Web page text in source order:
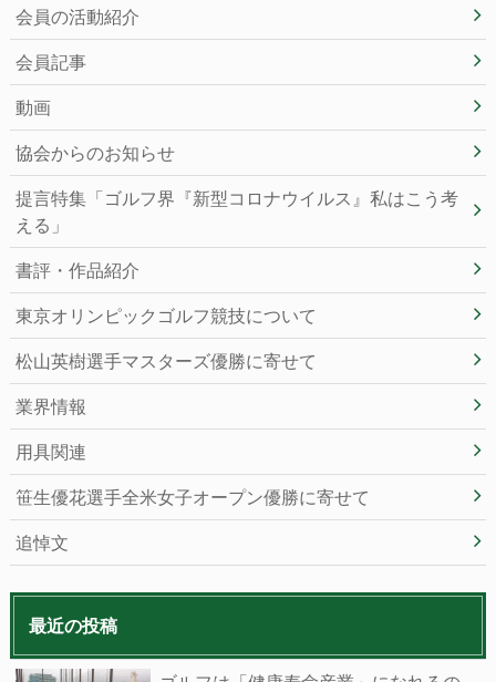
会員の活動紹介
会員記事
動画
協会からのお知らせ
提言特集「ゴルフ界『新型コロナウイルス』私はこう考
える」
書評・作品紹介
東京オリンピックゴルフ競技について
松山英樹選手マスターズ優勝に寄せて
業界情報
用具関連
笹生優花選手全米女子オープン優勝に寄せて
追悼文
最近の投稿